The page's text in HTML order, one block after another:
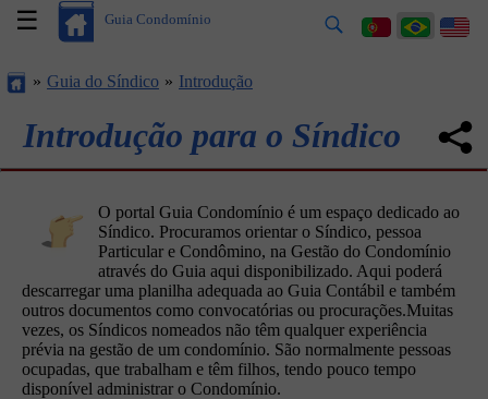
☰ Guia Condomínio
Guia do Síndico Introdução
Introdução para o Síndico
O portal Guia Condomínio é um espaço dedicado ao
Síndico. Procuramos orientar o Síndico, pessoa
Particular e Condômino, na Gestão do Condomínio
através do Guia aqui disponibilizado. Aqui poderá
descarregar uma planilha adequada ao Guia Contábil e também
outros documentos como convocatórias ou procurações.Muitas
vezes, os Síndicos nomeados não têm qualquer experiência
prévia na gestão de um condomínio. São normalmente pessoas
ocupadas, que trabalham e têm filhos, tendo pouco tempo
disponível administrar o Condomínio.